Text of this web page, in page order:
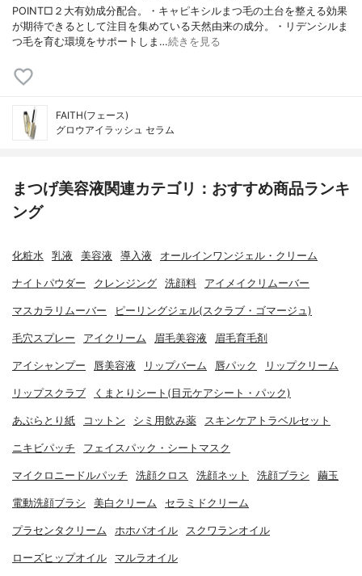
POINT□２大有効成分配合。・キャピキシルまつ毛の土台を整える効果
が期待できるとして注目を集めている天然由来の成分。・リデンシルま
つ毛を育む環境をサポートしま…続きを見る
FAITH(フェース)
グロウアイラッシュ セラム
まつげ美容液関連カテゴリ：おすすめ商品ランキ
ング
化粧水 乳液 美容液 導入液 オールインワンジェル・クリーム
ナイトパウダー クレンジング 洗顔料 アイメイクリムーバー
マスカラリムーバー ピーリングジェル(スクラブ・ゴマージュ)
毛穴スプレー アイクリーム 眉毛美容液 眉毛育毛剤
アイシャンプー 唇美容液 リップバーム 唇パック リップクリーム
リップスクラブ くまとりシート(目元ケアシート・パック)
あぶらとり紙 コットン シミ用飲み薬 スキンケアトラベルセット
ニキビパッチ フェイスパック・シートマスク
マイクロニードルパッチ 洗顔クロス 洗顔ネット 洗顔ブラシ 繭玉
電動洗顔ブラシ 美白クリーム セラミドクリーム
プラセンタクリーム ホホバオイル スクワランオイル
ローズヒップオイル マルラオイル